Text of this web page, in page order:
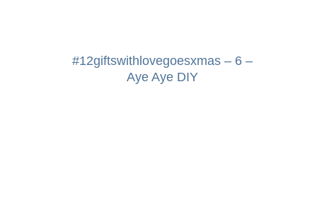
#12giftswithlovegoesxmas – 6 –
Aye Aye DIY